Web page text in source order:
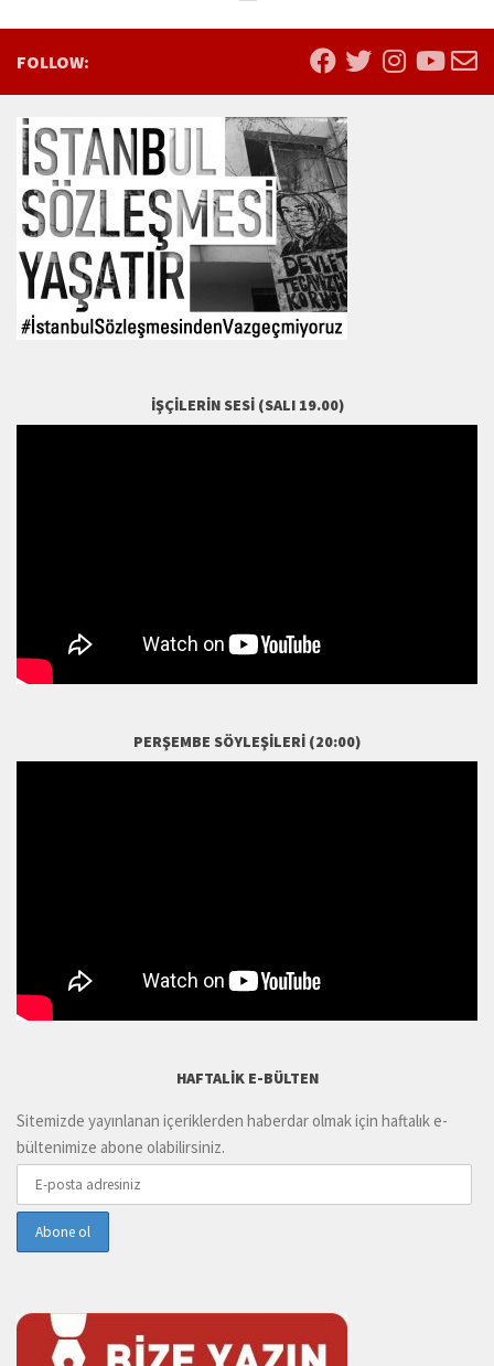
FOLLOW:
İŞÇILERIN SESI (SALI 19.00)
PERŞEMBE SÖYLEŞILERI (20:00)
HAFTALIK E-BÜLTEN
Sitemizde yayınlanan içeriklerden haberdar olmak için haftalık e-
bültenimize abone olabilirsiniz.